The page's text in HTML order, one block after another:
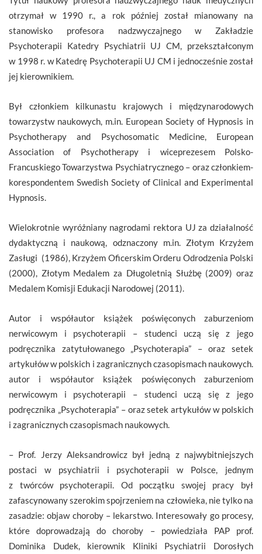
otrzymał w 1990 r., a rok później został mianowany na
stanowisko profesora nadzwyczajnego w Zakładzie
Psychoterapii Katedry Psychiatrii UJ CM, przekształconym
w 1998 r. w Katedrę Psychoterapii UJ CM i jednocześnie został
jej kierownikiem.
Był członkiem kilkunastu krajowych i międzynarodowych
towarzystw naukowych, m.in. European Society of Hypnosis in
Psychotherapy and Psychosomatic Medicine, European
Association of Psychotherapy i wiceprezesem Polsko-
Francuskiego Towarzystwa Psychiatrycznego – oraz członkiem-
korespondentem Swedish Society of Clinical and Experimental
Hypnosis.
Wielokrotnie wyróżniany nagrodami rektora UJ za działalność
dydaktyczną i naukową, odznaczony m.in. Złotym Krzyżem
Zasługi (1986), Krzyżem Oficerskim Orderu Odrodzenia Polski
(2000), Złotym Medalem za Długoletnią Służbę (2009) oraz
Medalem Komisji Edukacji Narodowej (2011).
Autor i współautor książek poświęconych zaburzeniom
nerwicowym i psychoterapii – studenci uczą się z jego
podręcznika zatytułowanego „Psychoterapia” – oraz setek
artykułów w polskich i zagranicznych czasopismach naukowych.
autor i współautor książek poświęconych zaburzeniom
nerwicowym i psychoterapii – studenci uczą się z jego
podręcznika „Psychoterapia” – oraz setek artykułów w polskich
i zagranicznych czasopismach naukowych.
– Prof. Jerzy Aleksandrowicz był jedną z najwybitniejszych
postaci w psychiatrii i psychoterapii w Polsce, jednym
z twórców psychoterapii. Od początku swojej pracy był
zafascynowany szerokim spojrzeniem na człowieka, nie tylko na
zasadzie: objaw choroby – lekarstwo. Interesowały go procesy,
które doprowadzają do choroby – powiedziała PAP prof.
Dominika Dudek, kierownik Kliniki Psychiatrii Dorosłych